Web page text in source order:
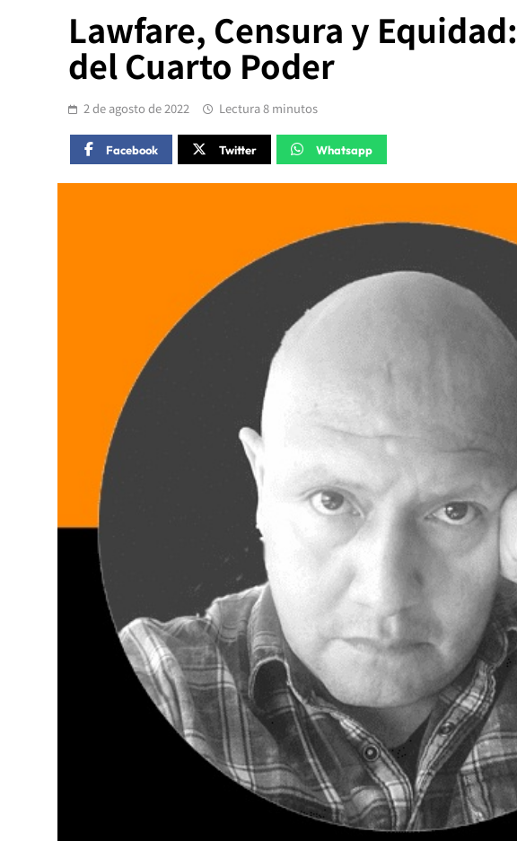
Lawfare, Censura y
del Cuarto Poder
2 de agosto de 2022 Lectura 8 minutos
Facebook Twitter Whatsapp